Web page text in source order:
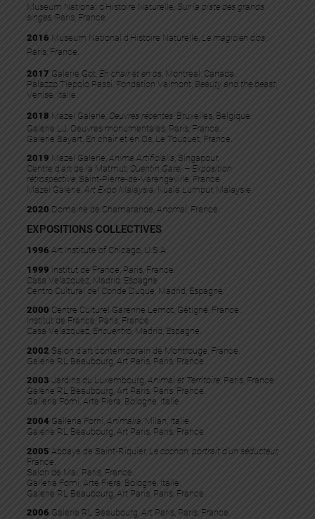
Museum National d’Histoire Naturelle, Sur la piste des grands
singes, Paris, France.
2016 Museum National d’Histoire Naturelle, Le magicien d’os
Paris, France.
2017 Galerie Got, En chair et en os , Montreal, Canada.
Palazzo Tiepolo Passi, Fondation Valmont, Beauty and the beast
Venise, Italie.
2018 Mazel Galerie, Oeuvres récentes , Bruxelles, Belgique.
Galerie LJ, Oeuvres monumentales, Paris, France.
Galerie Bayart, En chair et en Os, Le Touquet, France.
2019 Mazel Galerie, Anima Artificialis, Singapour.
Centre d’art de la Matmut, Quentin Garel – Exposition
rétrospective , Saint-Pierre-de-Varengeville, France.
Mazel Galerie, Art Expo Malaysia, Kuala Lumpur, Malaysie.
2020 Domaine de Chamarande, Anomal , France.
EXPOSITIONS COLLECTIVES
1996 Art Institute of Chicago, U.S.A.
1999 Institut de France, Paris, France.
Casa Velazquez, Madrid, Espagne.
Centro Cultural del Conde Duque, Madrid, Espagne.
2000 Centre Culturel Garenne Lemot, Gétigné, France.
Institut de France, Paris, France.
Casa Velazquez, Encuentro, Madrid, Espagne.
2002 Salon d’art contemporain de Montrouge, France.
Galerie RL Beaubourg, Art Paris, Paris, France.
2003 Jardins du Luxembourg, Animal et Territoire, Paris, France.
Galerie RL Beaubourg, Art Paris, Paris, France.
Galleria Fomi, Arte Fiera, Bologne, Italie.
2004 Galleria Forni, Animalia , Milan, Italie.
Galerie RL Beaubourg, Art Paris, Paris, France.
2005 Abbaye de Saint-Riquier, Le cochon, portrait d’un séducteur,
France.
Salon de Mai, Paris, France.
Galleria Fomi, Arte Fiera, Bologne, Italie.
Galerie RL Beaubourg, Art Paris, Paris, France.
2006 Galerie RL Beaubourg, Art Paris, Paris, France.